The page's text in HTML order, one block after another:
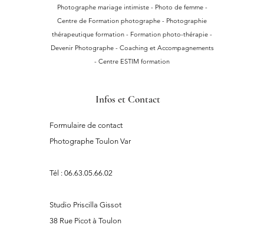
Photographe mariage intimiste - Photo de femme -
Centre de Formation photographe - Photographie
thérapeutique formation - Formation photo-thérapie -
Devenir Photographe - Coaching et Accompagnements
- Centre ESTIM formation
Infos et Contact
Formulaire de contact
Photographe Toulon Var
Tél : 06.63.05.66.02
Studio Priscilla Gissot
38 Rue Picot à Toulon